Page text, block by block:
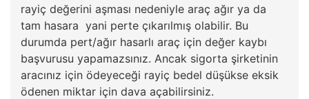
rayiç değerini aşması nedeniyle araç ağır ya da
tam hasara yani perte çıkarılmış olabilir. Bu
durumda pert/ağır hasarlı araç için değer kaybı
başvurusu yapamazsınız. Ancak sigorta şirketinin
aracınız için ödeyeceği rayiç bedel düşükse eksik
ödenen miktar için dava açabilirsiniz.